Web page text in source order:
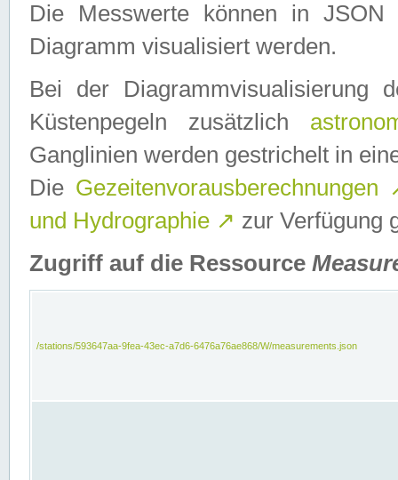
Die Messwerte können in
Diagramm visualisiert werden.
Bei der Diagrammvisualisierung
Küstenpegeln zusätzlich
Ganglinien werden gestrichelt in
Die Gezeitenvorausberechnungen
und Hydrographie ↗ zur Verfügung
Zugriff auf die Ressource
/stations/593647aa-9fea-43ec-a7d6-6476a76ae868/W/measurements.json